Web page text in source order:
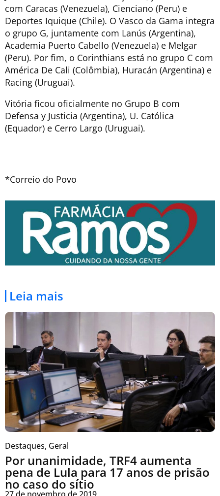
com Caracas (Venezuela), Cienciano (Peru) e
Deportes Iquique (Chile). O Vasco da Gama integra
o grupo G, juntamente com Lanús (Argentina),
Academia Puerto Cabello (Venezuela) e Melgar
(Peru). Por fim, o Corinthians está no grupo C com
América De Cali (Colômbia), Huracán (Argentina) e
Racing (Uruguai).
Vitória ficou oficialmente no Grupo B com
Defensa y Justicia (Argentina), U. Católica
(Equador) e Cerro Largo (Uruguai).
*Correio do Povo
Leia mais
Destaques, Geral
Por unanimidade, TRF4 aumenta
pena de Lula para 17 anos de prisão
no caso do sítio